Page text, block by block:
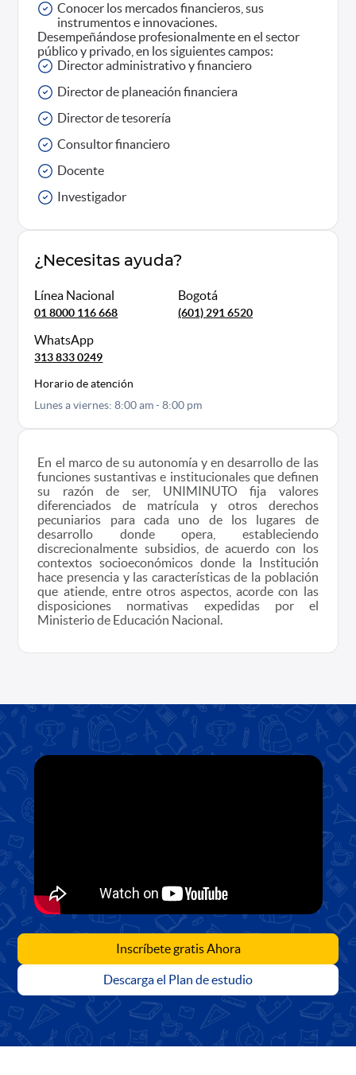
Conocer los mercados financieros, sus
instrumentos e innovaciones.
Desempeñándose profesionalmente en el sector
público y privado, en los siguientes campos:
Director administrativo y financiero
Director de planeación financiera
Director de tesorería
Consultor financiero
Docente
Investigador
¿Necesitas ayuda?
Línea Nacional
01 8000 116 668
Bogotá
(601) 291 6520
WhatsApp
313 833 0249
Horario de atención
Lunes a viernes: 8:00 am - 8:00 pm
En el marco de su autonomía y en desarrollo de las
funciones sustantivas e institucionales que definen
su razón de ser, UNIMINUTO fija valores
diferenciados de matrícula y otros derechos
pecuniarios para cada uno de los lugares de
desarrollo donde opera, estableciendo
discrecionalmente subsidios, de acuerdo con los
contextos socioeconómicos donde la Institución
hace presencia y las características de la población
que atiende, entre otros aspectos, acorde con las
disposiciones normativas expedidas por el
Ministerio de Educación Nacional.
Inscríbete gratis Ahora
Descarga el Plan de estudio